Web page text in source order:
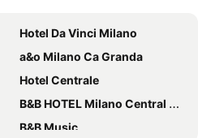
Hotel Da Vinci Milano
a&o Milano Ca Granda
Hotel Centrale
B&B HOTEL Milano Central Station
B&B Music